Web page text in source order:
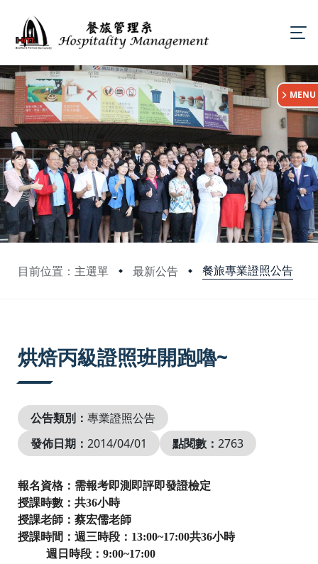
目前位置：主選單 最新公告 餐旅專業證照公告
:::
MENU
烘焙丙級證照班開跑嚕~
公告類別： 專業證照公告
發佈日期： 2014/04/01 點閱數： 2763
報名資格：需報考即測即評即發證檢定
授課時數：共36小時
授課老師：蔡宏儒老師
授課時間：週三時段： 13:00~17:00共36小時
週日時段： 9:00~17:00